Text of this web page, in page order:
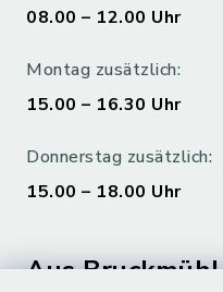
08.00 – 12.00 Uhr
Montag zusätzlich:
15.00 – 16.30 Uhr
Donnerstag zusätzlich:
15.00 – 18.00 Uhr
Aus Bruckmühl